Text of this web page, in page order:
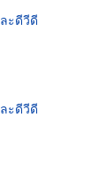
ะดีวีดี
ะดีวีดี